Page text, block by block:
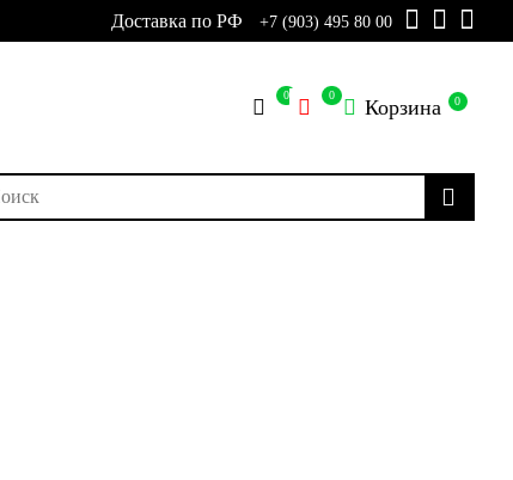
Доставка по РФ +7 (903) 495 80 00
0 0 Корзина 0